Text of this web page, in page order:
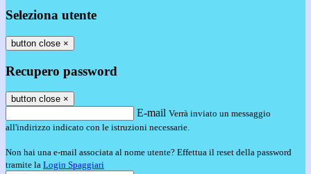
Seleziona utente
button close ×
Recupero password
button close ×
E-mail Verrà inviato un messaggio
all'indirizzo indicato con le istruzioni necessarie.
Non hai una e-mail associata al nome utente? Effettua il reset della password
tramite la Login Spaggiari